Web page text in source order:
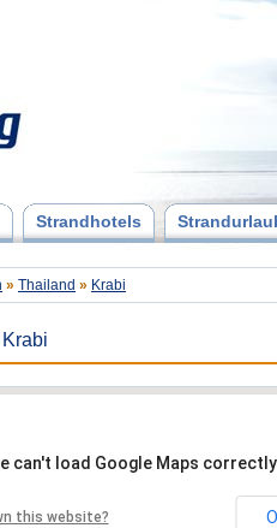
Strandhotels
» Thailand » Krabi
Krabi
can't load Google Maps
this website?